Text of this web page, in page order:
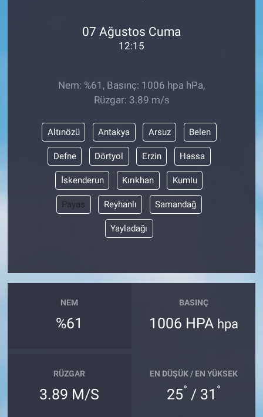
07 Ağustos Cuma
12:15
Nem: %61, Basınç: 1006 hpa hPa,
Rüzgar: 3.89 m/s
Altınözü Antakya Arsuz Belen
Defne Dörtyol Erzin Hassa
İskenderun Kırıkhan Kumlu
Payas Reyhanlı Samandağ
Yayladağı
NEM
%61
BASINÇ
1006 HPA hpa
RÜZGAR
3.89 M/S
EN DÜŞÜK / EN YÜKSEK
25° / 31 °